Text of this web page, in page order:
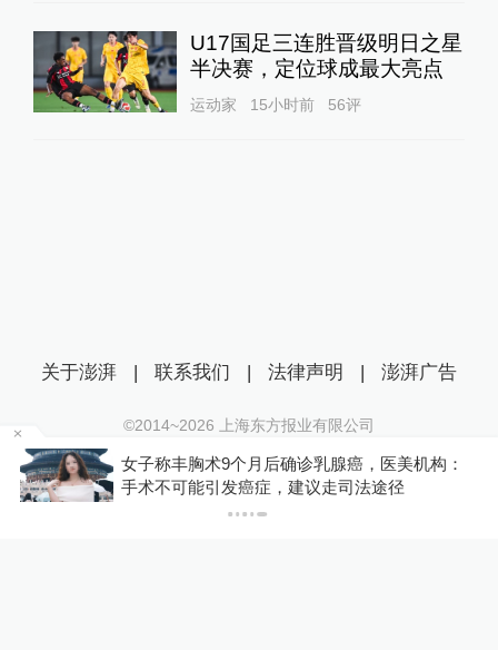
U17国足三连胜晋级明日之星
半决赛，定位球成最大亮点
运动家 15小时前 56评
女子称丰胸术9个月后确诊乳腺癌，医美机构：
手术不可能引发癌症，建议走司法途径
关于澎湃 | 联系我们 | 法律声明 | 澎湃广告
©2014~2026 上海东方报业有限公司
沪ICP证：沪B2-20170116 | 沪ICP备14003370号
互联网新闻信息服务许可证：31120170006
沪公网安备 31010602000299号